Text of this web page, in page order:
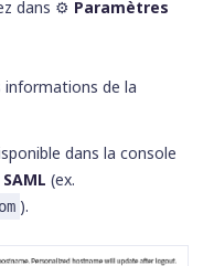
dans ⚙️ Paramètres
informations de la
dans la console
(ex.
).